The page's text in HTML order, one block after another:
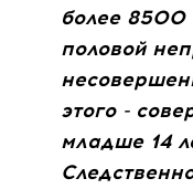
более 8500
половой
этого -
младше 14